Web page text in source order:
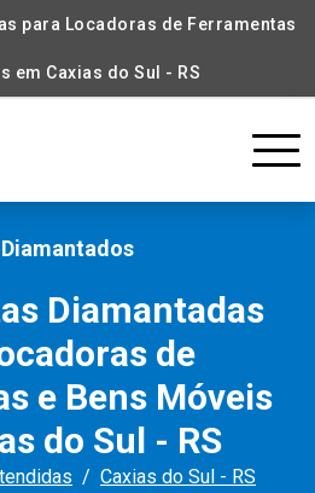
para Locadoras de Ferramentas
em Caxias do Sul - RS
Diamantados
Diamantadas
de
e Bens Móveis
do Sul - RS
Caxias do Sul - RS